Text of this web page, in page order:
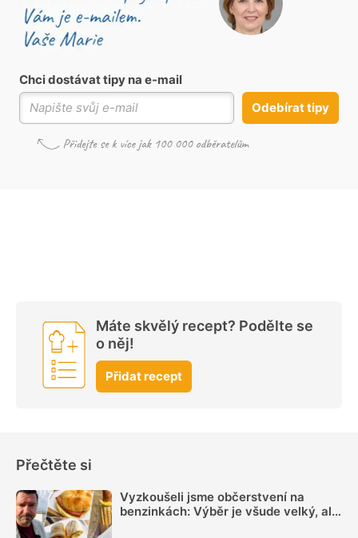
Chci dostávat tipy na e-mail
Odebírat tipy
Máte skvělý recept? Podělte se
o něj!
Přidat recept
Přečtěte si
Vyzkoušeli jsme občerstvení na
benzinkách: Výběr je všude velký, ale